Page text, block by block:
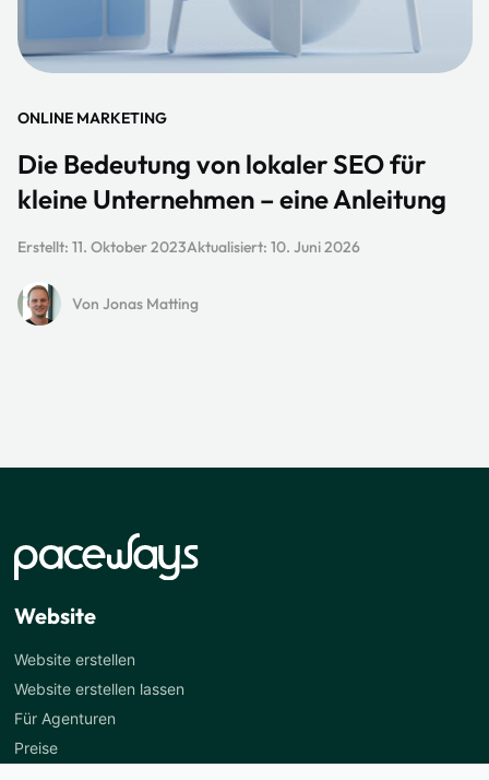
ONLINE MARKETING
Die Bedeutung von lokaler SEO für
kleine Unternehmen – eine Anleitung
Erstellt: 11. Oktober 2023Aktualisiert: 10. Juni 2026
Von Jonas Matting
Website
Website erstellen
Website erstellen lassen
Für Agenturen
Preise